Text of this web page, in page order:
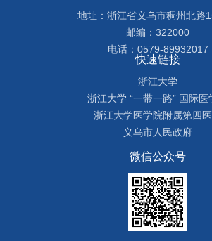
地址：浙江省义乌市稠州北路
邮编：322000
电话：0579-89932017
快速链接
浙江大学
浙江大学 “一带一路” 国际医
浙江大学医学院附属第四
义乌市人民政府
微信公众号